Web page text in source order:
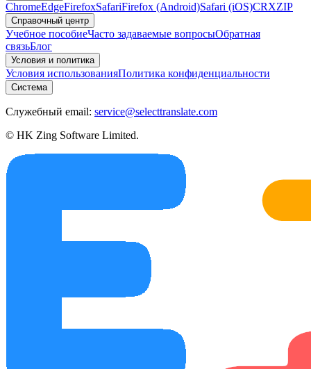
ChromeEdgeFirefoxSafariFirefox (Android)Safari (iOS)CRXZIP
Справочный центр
Учебное пособиеЧасто задаваемые вопросыОбратная
связьБлог
Условия и политика
Условия использованияПолитика конфиденциальности
Система
Служебный email: service@selecttranslate.com
© HK Zing Software Limited.